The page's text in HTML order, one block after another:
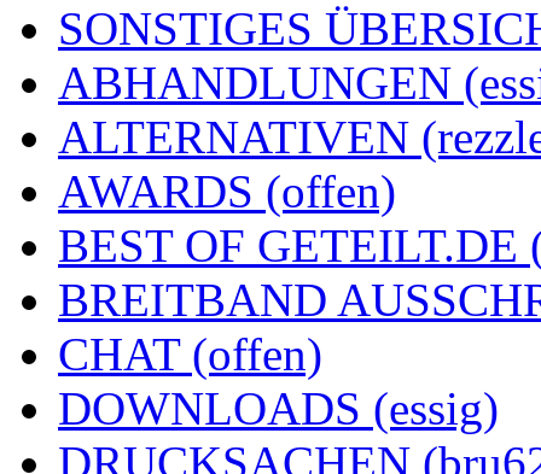
SONSTIGES
ABHANDLUNGEN
ALTERNATIVEN
AWARDS (offen)
BEST OF GETEILT.DE
BREITBAND
CHAT (offen)
DOWNLOADS (essig)
DRUCKSACHEN